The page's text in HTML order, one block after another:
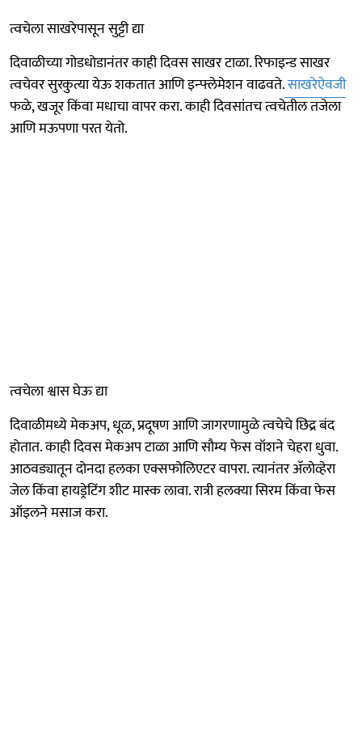
त्वचेला साखरेपासून सुट्टी द्या
दिवाळीच्या गोडधोडानंतर काही दिवस साखर टाळा. रिफाइन्ड साखर
त्वचेवर सुरकुत्या येऊ शकतात आणि इन्फ्लेमेशन वाढवते.साखरेऐवजी
फळे, खजूर किंवा मधाचा वापर करा. काही दिवसांतच त्वचेतील तजेला
आणि मऊपणा परत येतो.
त्वचेला श्वास घेऊ द्या
दिवाळीमध्ये मेकअप, धूळ, प्रदूषण आणि जागरणामुळे त्वचेचे छिद्र बंद
होतात. काही दिवस मेकअप टाळा आणि सौम्य फेस वॉशने चेहरा धुवा.
आठवड्यातून दोनदा हलका एक्सफोलिएटर वापरा. त्यानंतर अ‍ॅलोव्हेरा
जेल किंवा हायड्रेटिंग शीट मास्क लावा. रात्री हलक्या सिरम किंवा फेस
ऑइलने मसाज करा.